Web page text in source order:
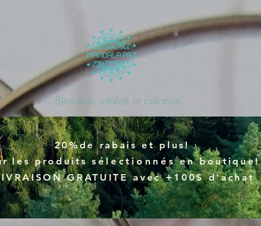
Bien-être, vitalité et création
20%de rabais et plus!
les produitssélectionnésen boutique!
GRATUITE avec +100$ d'achat